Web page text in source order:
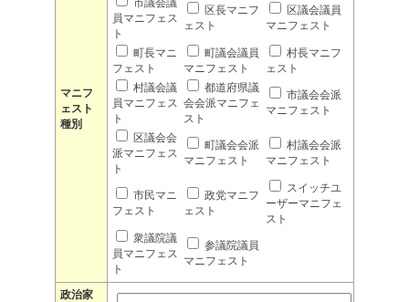
マニフ
ェスト
種別
市議会議
員マニフェス
ト
区長マニフ
ェスト
区議会議員
マニフェスト
町長マニ
フェスト
町議会議員
マニフェスト
村長マニフ
ェスト
村議会議
員マニフェス
ト
都道府県議
会会派マニフェ
スト
市議会会派
マニフェスト
区議会会
派マニフェス
ト
町議会会派
マニフェスト
村議会会派
マニフェスト
市民マニ
フェスト
政党マニフ
ェスト
スイッチユ
ーザーマニフェ
スト
衆議院議
員マニフェス
ト
参議院議員
マニフェスト
政治家